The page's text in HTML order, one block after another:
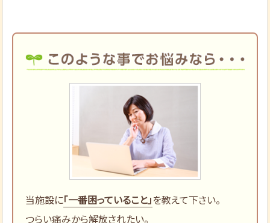
当施設に「一番困っていること」を教えて下さい。
つらい痛みから解放されたい。